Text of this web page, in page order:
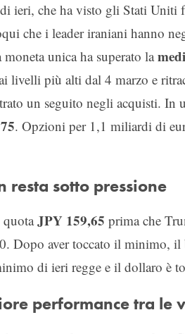
ieri, che ha visto gli Stati
che i leader iraniani hanno
unica ha superato la
livelli più alti dal 4 marzo e
un seguito negli acquisti. In
. Opzioni per 1,1 miliardi di
resta sotto pressione
JPY 159,65 prima che
Dopo aver toccato il minimo,
di ieri regge e il dollaro è
performance tra le